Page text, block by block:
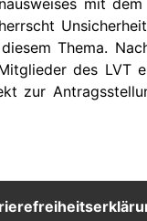
Thema.
des LVT
zur